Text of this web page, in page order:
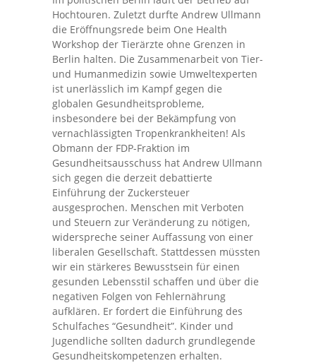
Hochtouren. Zuletzt durfte Andrew Ullmann
die Eröffnungsrede beim One Health
Workshop der Tierärzte ohne Grenzen in
Berlin halten. Die Zusammenarbeit von Tier-
und Humanmedizin sowie Umweltexperten
ist unerlässlich im Kampf gegen die
globalen Gesundheitsprobleme,
insbesondere bei der Bekämpfung von
vernachlässigten Tropenkrankheiten! Als
Obmann der FDP-Fraktion im
Gesundheitsausschuss hat Andrew Ullmann
sich gegen die derzeit debattierte
Einführung der Zuckersteuer
ausgesprochen. Menschen mit Verboten
und Steuern zur Veränderung zu nötigen,
widerspreche seiner Auffassung von einer
liberalen Gesellschaft. Stattdessen müssten
wir ein stärkeres Bewusstsein für einen
gesunden Lebensstil schaffen und über die
negativen Folgen von Fehlernährung
aufklären. Er fordert die Einführung des
Schulfaches “Gesundheit”. Kinder und
Jugendliche sollten dadurch grundlegende
Gesundheitskompetenzen erhalten.